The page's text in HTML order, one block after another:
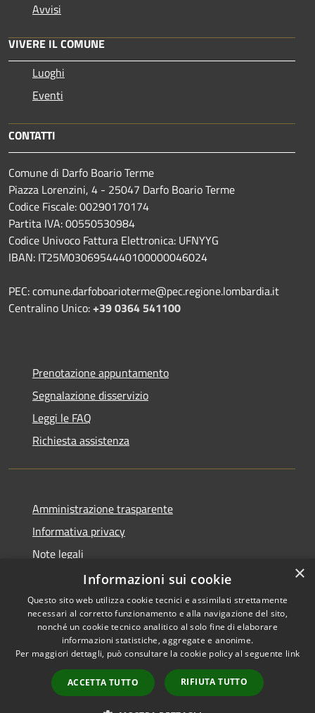
Avvisi
VIVERE IL COMUNE
Luoghi
Eventi
CONTATTI
Comune di Darfo Boario Terme
Piazza Lorenzini, 4 - 25047 Darfo Boario Terme
Codice Fiscale: 00290170174
Partita IVA: 00550530984
Codice Univoco Fattura Elettronica: UFNYYG
IBAN: IT25M0306954440100000046024
PEC: comune.darfoboarioterme@pec.regione.lombardia.it
Centralino Unico:+39 0364 541100
Prenotazione appuntamento
Segnalazione disservizio
Leggi le FAQ
Richiesta assistenza
Amministrazione trasparente
Informativa privacy
Note legali
Dichiarazione di accessibilità
RSS
Accessibilità
Copyright © 2026 • Comune di
byMunicipium
Accesso
redazione
×
Informazioni sui cookie
Questo sito web utilizza cookie tecnici e assimilati strettamente
necessari al corretto funzionamento e alla navigazione del sito,
nonché un cookie tecnico analitico al solo fine di elaborare
informazioni statistiche, aggregate e anonime.
Per maggiori dettagli, può consultare la cookie policy al seguente link
ACCETTA TUTTO RIFIUTA TUTTO